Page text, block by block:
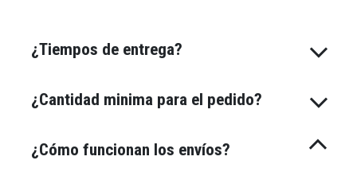
¿Tiempos de entrega?
¿Cantidad minima para el pedido?
¿Cómo funcionan los envíos?